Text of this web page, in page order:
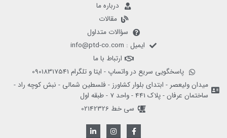
درباره ما
مقالات
سؤالات متداول
ایمیل : info@ptd-co.com
ارتباط با ما
پاسخگویی سریع در واتساپ - ایتا و تلگرام 09018317541
میدان ولیعصر - ابتدای بلوار کشاورز - فلسطین شمالی - نبش کوچه راد -
ساختمان عرفان - پلاک 441 - واحد 7 - طبقه اول
سی خط 02142326
F
a
I
n
L
i